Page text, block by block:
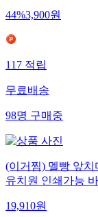
44%3,900원
117 적립
무료배송
98명 구매중
(이거찜) 멜빵 앞
유치원 인쇄가능
19,910원